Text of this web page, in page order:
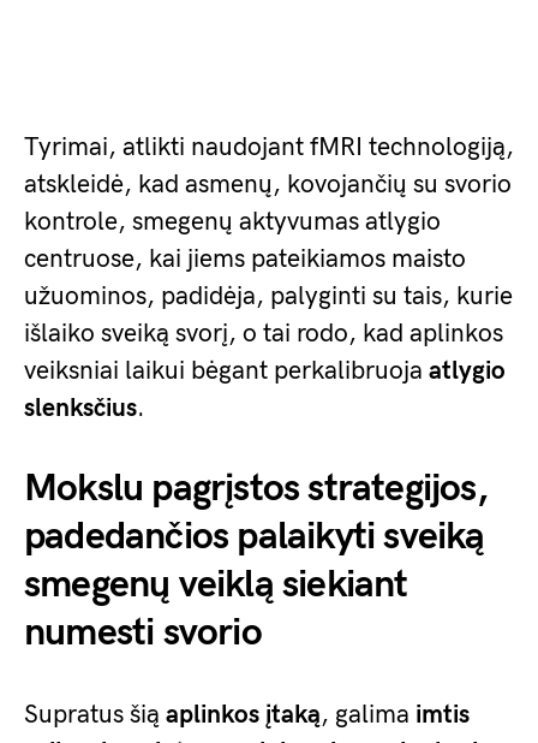
Tyrimai, atlikti naudojant fMRI technologiją,
atskleidė, kad asmenų, kovojančių su svorio
kontrole, smegenų aktyvumas atlygio
centruose, kai jiems pateikiamos maisto
užuominos, padidėja, palyginti su tais, kurie
išlaiko sveiką svorį, o tai rodo, kad aplinkos
veiksniai laikui bėgant perkalibruoja atlygio
slenksčius.
Mokslu pagrįstos strategijos,
padedančios palaikyti sveiką
smegenų veiklą siekiant
numesti svorio
Supratus šią aplinkos įtaką, galima imtis